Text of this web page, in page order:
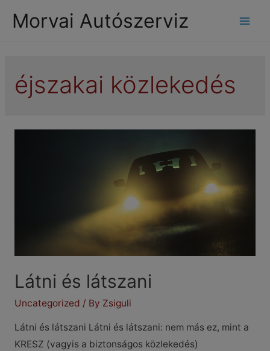
Morvai Autószerviz
éjszakai közlekedés
Látni és látszani
Uncategorized / By Zsiguli
Látni és látszani Látni és látszani: nem más ez, mint a
KRESZ (vagyis a biztonságos közlekedés)